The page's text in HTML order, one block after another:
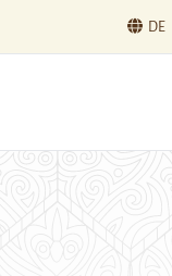
DE